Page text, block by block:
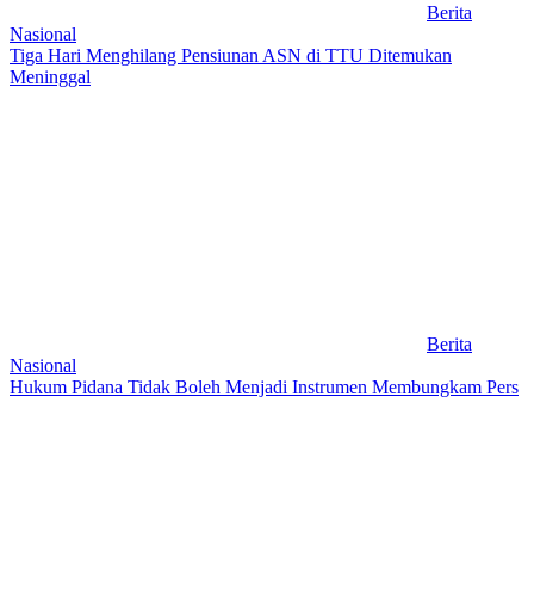
Berita
Nasional
Tiga Hari Menghilang Pensiunan ASN di TTU Ditemukan
Meninggal
Berita
Nasional
Hukum Pidana Tidak Boleh Menjadi Instrumen Membungkam Pers